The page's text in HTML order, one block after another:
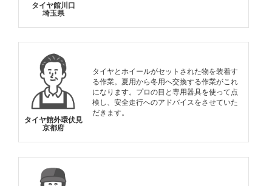
タイヤ館川口
埼玉県
タイヤ館外環伏見
京都府
タイヤとホイールがセットされた物を装着す
る作業。夏用から冬用へ交換する作業がこれ
になります。プロの目と専用器具を使って点
検し、安全走行へのアドバイスをさせていた
だきます。